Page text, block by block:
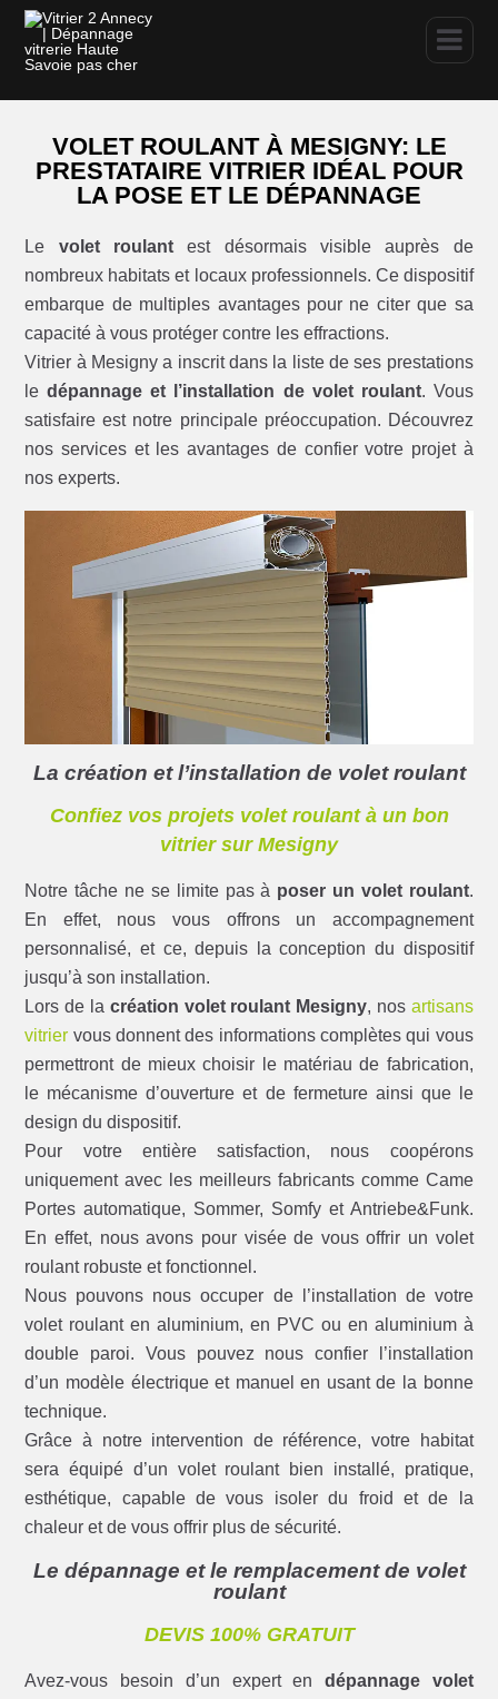
VOLET ROULANT À MESIGNY: LE
PRESTATAIRE VITRIER IDÉAL POUR
LA POSE ET LE DÉPANNAGE
Le volet roulant est désormais visible auprès de
nombreux habitats et locaux professionnels. Ce dispositif
embarque de multiples avantages pour ne citer que sa
capacité à vous protéger contre les effractions.
Vitrier à Mesigny a inscrit dans la liste de ses prestations
ledépannage et l’installation de volet roulant. Vous
satisfaire est notre principale préoccupation. Découvrez
nos services et les avantages de confier votre projet à
nos experts.
La création et l’installation de volet roulant
Confiez vos projets volet roulant à un bon
vitrier sur Mesigny
Notre tâche ne se limite pas à poser un volet roulant.
En effet, nous vous offrons un accompagnement
personnalisé, et ce, depuis la conception du dispositif
jusqu’à son installation.
Lors de la création volet roulant Mesigny, nos artisans
vitrier vous donnent des informations complètes qui vous
permettront de mieux choisir le matériau de fabrication,
le mécanisme d’ouverture et de fermeture ainsi que le
design du dispositif.
Pour votre entière satisfaction, nous coopérons
uniquement avec les meilleurs fabricants comme Came
Portes automatique, Sommer, Somfy et Antriebe&Funk.
En effet, nous avons pour visée de vous offrir un volet
roulant robuste et fonctionnel.
Nous pouvons nous occuper de l’installation de votre
volet roulant en aluminium, en PVC ou en aluminium à
double paroi. Vous pouvez nous confier l’installation
d’un modèle électrique et manuel en usant de la bonne
technique.
Grâce à notre intervention de référence, votre habitat
sera équipé d’un volet roulant bien installé, pratique,
esthétique, capable de vous isoler du froid et de la
chaleur et de vous offrir plus de sécurité.
Le dépannage et le remplacement de volet
roulant
DEVIS 100% GRATUIT
Avez-vous besoin d’un expert en dépannage volet